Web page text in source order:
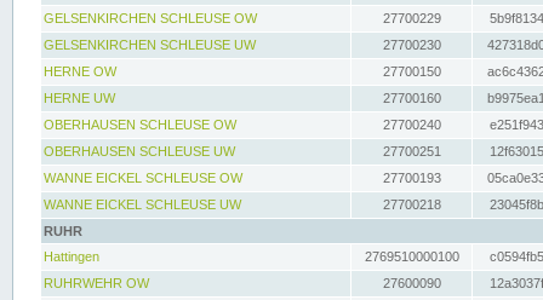
GELSENKIRCHEN SCHLEUSE OW
27700229
GELSENKIRCHEN SCHLEUSE UW
27700230
HERNE OW
27700150
HERNE UW
27700160
OBERHAUSEN SCHLEUSE OW
27700240
OBERHAUSEN SCHLEUSE UW
27700251
WANNE EICKEL SCHLEUSE OW
27700193
WANNE EICKEL SCHLEUSE UW
27700218
RUHR
Hattingen
2769510000100
RUHRWEHR OW
27600090